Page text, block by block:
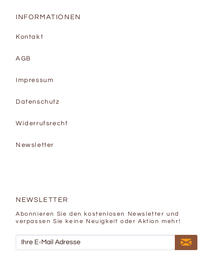
INFORMATIONEN
Kontakt
AGB
Impressum
Datenschutz
Widerrufsrecht
Newsletter
NEWSLETTER
Abonnieren Sie den kostenlosen Newsletter und
verpassen Sie keine Neuigkeit oder Aktion mehr!